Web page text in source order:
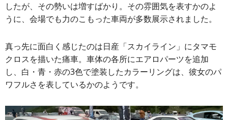
したが、その勢いは増すばかり。その雰囲気を表すかのよ
うに、会場でも力のこもった車両が多数展示されました。
真っ先に面白く感じたのは日産「スカイライン」にタマモ
クロスを描いた痛車。車体の各所にエアロパーツを追加
し、白・青・赤の3色で塗装したカラーリングは、彼女のパ
ワフルさを表しているかのようです。